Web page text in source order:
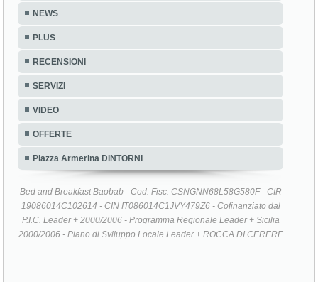
NEWS
PLUS
RECENSIONI
SERVIZI
VIDEO
OFFERTE
Piazza Armerina DINTORNI
Bed and Breakfast Baobab - Cod. Fisc. CSNGNN68L58G580F - CIR
19086014C102614 - CIN IT086014C1JVY479Z6 - Cofinanziato dal
P.I.C. Leader + 2000/2006 - Programma Regionale Leader + Sicilia
2000/2006 - Piano di Sviluppo Locale Leader + ROCCA DI CERERE